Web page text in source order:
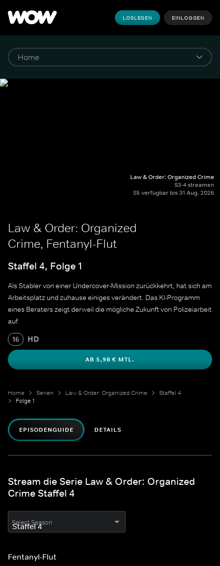
LOSLEGEN EINLOGGEN
Law & Order: Organized Crime
S3-4 streamen
S5 verfügbar bis 31 Aug. 2026
Law & Order: Organized
Crime, Fentanyl-Flut
Staffel 4, Folge 1
Als Stabler von einer Undercover-Mission zurückkehrt, hat sich am
Arbeitsplatz und zuhause einiges verändert. Das KI-Programm
eines Beraters zeigt derweil die mögliche Zukunft von Polizeiarbeit
auf.
16 HD
AB 5,98 € MTL.
Home Serien Law & Order: Organized Crime
Staffel 4
Folge 1
EPISODENGUIDE DETAILS
Stream die Serie Law & Order: Organized
Crime Staffel 4
Select Season
Fentanyl-Flut